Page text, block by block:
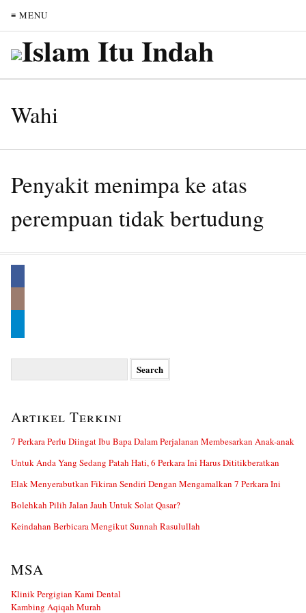
≡ MENU
Wahi
Penyakit menimpa ke atas
perempuan tidak bertudung
Artikel Terkini
7 Perkara Perlu Diingat Ibu Bapa Dalam Perjalanan Membesarkan Anak-anak
Untuk Anda Yang Sedang Patah Hati, 6 Perkara Ini Harus Dititikberatkan
Elak Menyerabutkan Fikiran Sendiri Dengan Mengamalkan 7 Perkara Ini
Bolehkah Pilih Jalan Jauh Untuk Solat Qasar?
Keindahan Berbicara Mengikut Sunnah Rasulullah
MSA
Klinik Pergigian Kami Dental
Kambing Aqiqah Murah